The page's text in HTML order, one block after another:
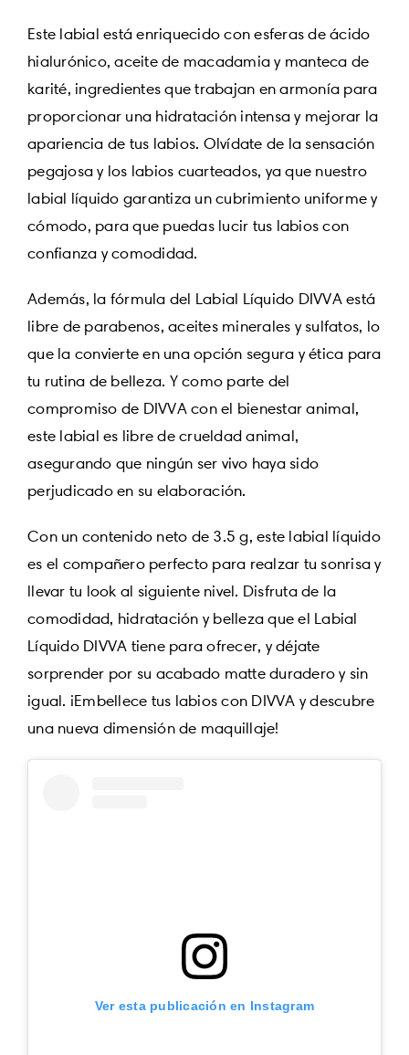
Este labial está enriquecido con esferas de ácido
hialurónico, aceite de macadamia y manteca de
karité, ingredientes que trabajan en armonía para
proporcionar una hidratación intensa y mejorar la
apariencia de tus labios. Olvídate de la sensación
pegajosa y los labios cuarteados, ya que nuestro
labial líquido garantiza un cubrimiento uniforme y
cómodo, para que puedas lucir tus labios con
confianza y comodidad.
Además, la fórmula del Labial Líquido DIVVA está
libre de parabenos, aceites minerales y sulfatos, lo
que la convierte en una opción segura y ética para
tu rutina de belleza. Y como parte del
compromiso de DIVVA con el bienestar animal,
este labial es libre de crueldad animal,
asegurando que ningún ser vivo haya sido
perjudicado en su elaboración.
Con un contenido neto de 3.5 g, este labial líquido
es el compañero perfecto para realzar tu sonrisa y
llevar tu look al siguiente nivel. Disfruta de la
comodidad, hidratación y belleza que el Labial
Líquido DIVVA tiene para ofrecer, y déjate
sorprender por su acabado matte duradero y sin
igual. ¡Embellece tus labios con DIVVA y descubre
una nueva dimensión de maquillaje!
Ver esta publicación en Instagram